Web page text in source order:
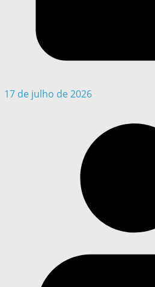
17 de julho de 2026